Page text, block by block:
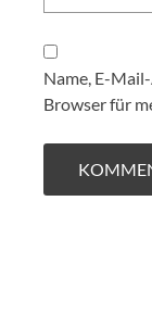
Name, E-
Browser für